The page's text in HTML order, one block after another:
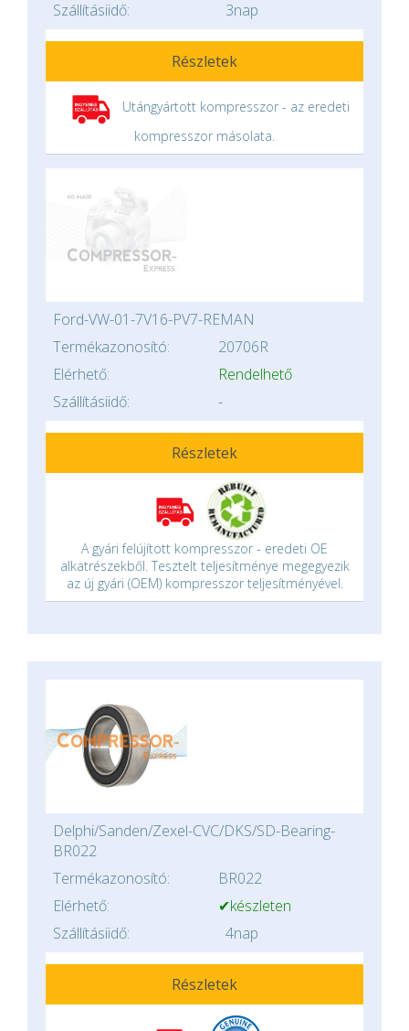
Szállításiidő: 3nap
Részletek
Utángyártott kompresszor - az eredeti
kompresszor másolata.
Ford-VW-01-7V16-PV7-REMAN
Termékazonosító:
20706R
Elérhető:
Rendelhető
Szállításiidő:
-
Részletek
A gyári felújított kompresszor - eredeti OE
alkatrészekből. Tesztelt teljesítménye megegyezik
az új gyári (OEM) kompresszor teljesítményével.
Delphi/Sanden/Zexel-CVC/DKS/SD-Bearing-
BR022
Termékazonosító:
BR022
Elérhető:
✔készleten
Szállításiidő:
4nap
Részletek